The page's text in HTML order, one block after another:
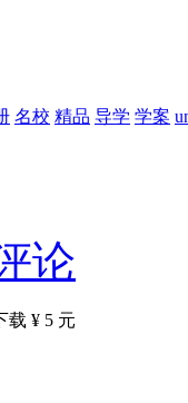
名校 精品 导学 学案
论
载 ¥ 5 元